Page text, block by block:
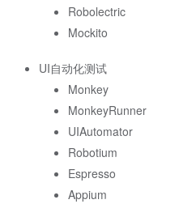
Robolectric
Mockito
UI自动化测试
Monkey
MonkeyRunner
UIAutomator
Robotium
Espresso
Appium